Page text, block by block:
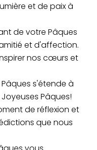
et de paix à
de votre Pâques
et d'affection.
nos cœurs et
s'étende à
Pâques!
de réflexion et
que nous